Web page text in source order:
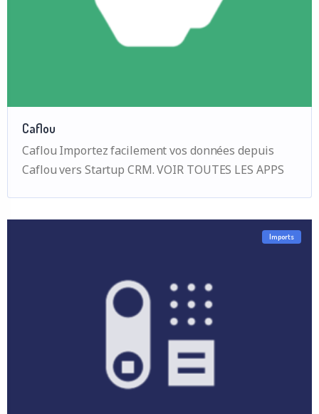
Caflou
Caflou Importez facilement vos données depuis
Caflou vers Startup CRM. VOIR TOUTES LES APPS
Imports